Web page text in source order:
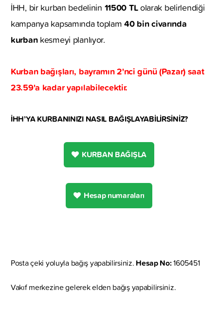
İHH, bir kurban bedelinin 11500TLolarak belirlendiği
kampanya kapsamında toplam40 bin civarında
kurban kesmeyi planlıyor.
Kurban bağışları, bayramın 2'nci günü (Pazar) saat
23.59'a kadar yapılabilecektir.
İHH’YA KURBANINIZI NASIL BAĞIŞLAYABİLİRSİNİZ?
KURBAN BAĞIŞLA
Hesap numaraları
Posta çeki yoluyla bağış yapabilirsiniz. Hesap No:1605451
Vakıf merkezine gelerek elden bağış yapabilirsiniz.